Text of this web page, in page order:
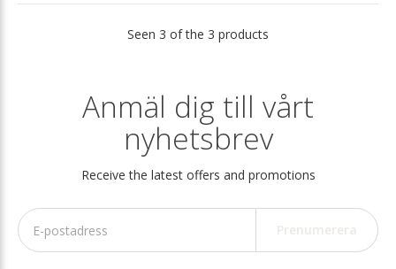
Seen 3 of the 3 products
Anmäl dig till vårt
nyhetsbrev
Receive the latest offers and promotions